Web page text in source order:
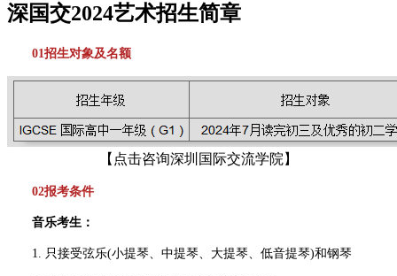
深国交2024艺术招生简章
01招生对象及名额
【点击咨询深圳国际交流学院】
02报考条件
音乐考生：
1. 只接受弦乐(小提琴、中提琴、大提琴、低音提琴)和钢琴